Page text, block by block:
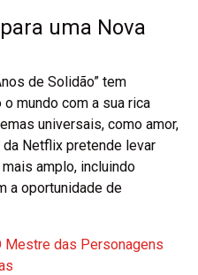
uma Nova
de Solidão” tem
mundo com a sua rica
universais, como amor,
Netflix pretende levar
amplo, incluindo
a oportunidade de
Mestre das Personagens